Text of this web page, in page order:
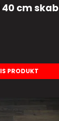
40 cm skab
PRODUKT